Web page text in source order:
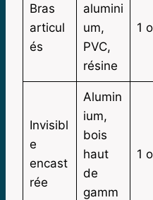
Bras
articul
és
alumini
um,
PVC,
résine
1
Invisibl
e
encast
rée
Alumin
ium,
bois
haut
de
gamm
1